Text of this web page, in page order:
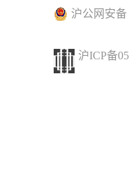
沪公网安备
沪ICP备